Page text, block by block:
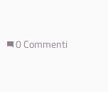
0 Commenti